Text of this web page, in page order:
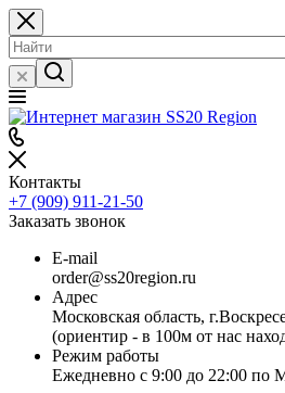
Контакты
+7 (909) 911-21-50
Заказать звонок
E-mail
order@ss20region.ru
Адрес
Московская область,
(ориентир - в 100м от нас
Режим работы
Ежедневно с 9:00 до 22:00 по